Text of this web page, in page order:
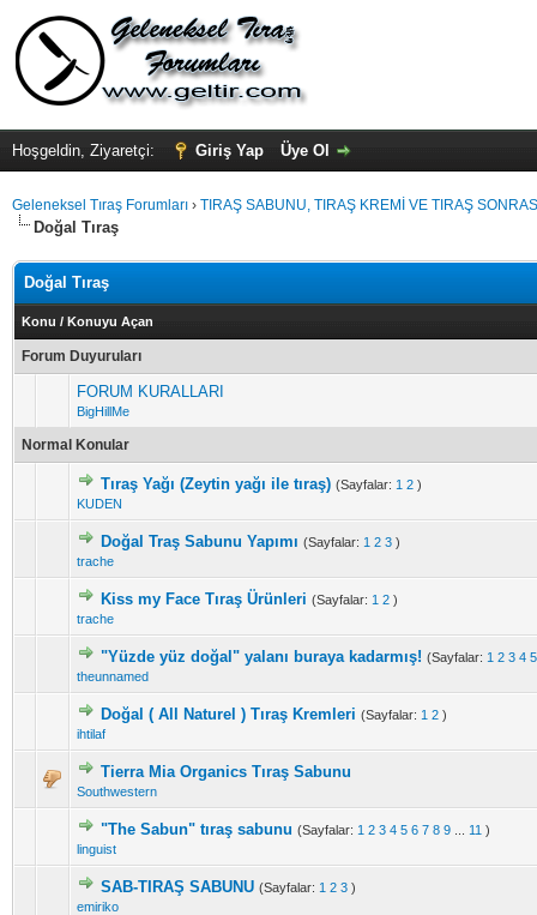
Hoşgeldin, Ziyaretçi: Giriş Yap Üye Ol
Geleneksel Tıraş Forumları › TIRAŞ SABUNU, TIRAŞ KREMİ VE TIRAŞ
Doğal Tıraş
Doğal Tıraş
Konu / Konuyu Açan
Forum Duyuruları
FORUM KURALLARI
BigHillMe
Normal Konular
Tıraş Yağı (Zeytin yağı ile tıraş) (Sayfalar: 1 2 )
KUDEN
Doğal Traş Sabunu Yapımı (Sayfalar: 1 2 3 )
trache
Kiss my Face Tıraş Ürünleri (Sayfalar: 1 2 )
trache
"Yüzde yüz doğal" yalanı buraya kadarmış! (Sayfalar: 1 2 3 4 5
theunnamed
Doğal ( All Naturel ) Tıraş Kremleri (Sayfalar: 1 2 )
ihtilaf
Tierra Mia Organics Tıraş Sabunu
Southwestern
"The Sabun" tıraş sabunu (Sayfalar: 1 2 3 4 5 6 7 8 9 11 )
linguist
SAB-TIRAŞ SABUNU (Sayfalar: 1 2 3 )
emiriko